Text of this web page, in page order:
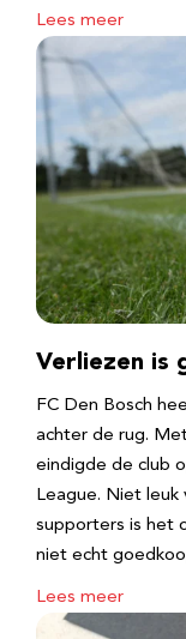
Lees meer
Verliezen is
FC Den Bosch
achter de rug.
eindigde de club
League. Niet leuk
supporters is het
niet echt
Lees meer